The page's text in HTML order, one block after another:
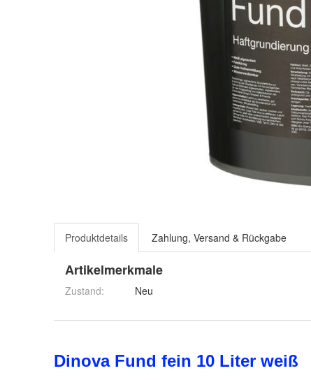
Produktdetails Zahlung, Versand & Rückgabe
Artikelmerkmale
Zustand: Neu